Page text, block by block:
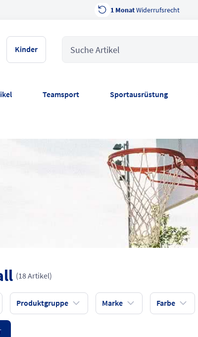
1 MonatWiderrufsrecht
Kinder
Teamsport Sportausrüstung
(18 Artikel)
Produktgruppe Marke Farbe